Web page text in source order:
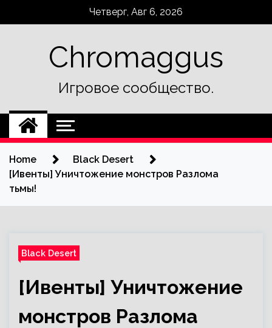
Четверг, Авг 6, 2026
Chromaggus
Игровое сообщество.
Home
Black Desert
[Ивенты] Уничтожение монстров Разлома
тьмы!
Black Desert
[Ивенты] Уничтожение
монстров Разлома